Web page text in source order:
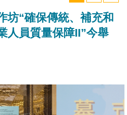
坊“確保傳統、補充和
人員質量保障II”今舉